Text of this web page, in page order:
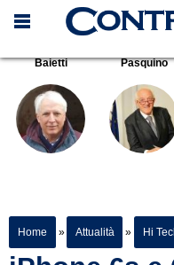
Baietti
Pasquino
Home » Attualità » Hi